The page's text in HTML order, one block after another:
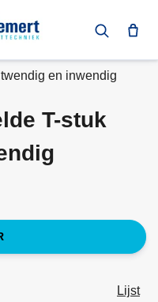
en toebehoren
en inwendig
T-stuk
Lijst